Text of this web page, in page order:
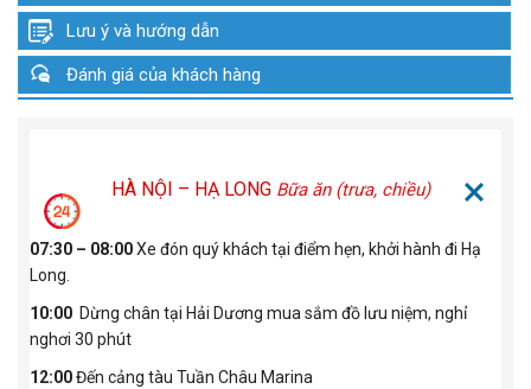
Lưu ý và hướng dẫn
Đánh giá của khách hàng
HÀ NỘI – HẠ LONG Bữa ăn (trưa, chiều)
07:30 – 08:00Xe đón quý khách tại điểm hẹn, khởi hành đi Hạ
Long.
10:00 Dừng chân tại Hải Dương mua sắm đồ lưu niệm, nghỉ
nghơi 30 phút
12:00Đến cảng tàu Tuần Châu Marina